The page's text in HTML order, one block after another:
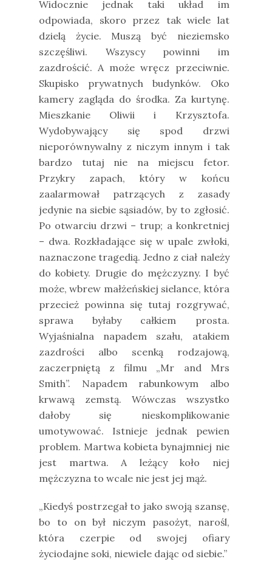
Widocznie jednak taki układ im
odpowiada, skoro przez tak wiele lat
dzielą życie. Muszą być nieziemsko
szczęśliwi. Wszyscy powinni im
zazdrościć. A może wręcz przeciwnie.
Skupisko prywatnych budynków. Oko
kamery zagląda do środka. Za kurtynę.
Mieszkanie Oliwii i Krzysztofa.
Wydobywający się spod drzwi
nieporównywalny z niczym innym i tak
bardzo tutaj nie na miejscu fetor.
Przykry zapach, który w końcu
zaalarmował patrzących z zasady
jedynie na siebie sąsiadów, by to zgłosić.
Po otwarciu drzwi – trup; a konkretniej
– dwa. Rozkładające się w upale zwłoki,
naznaczone tragedią. Jedno z ciał należy
do kobiety. Drugie do mężczyzny. I być
może, wbrew małżeńskiej sielance, która
przecież powinna się tutaj rozgrywać,
sprawa byłaby całkiem prosta.
Wyjaśnialna napadem szału, atakiem
zazdrości albo scenką rodzajową,
zaczerpniętą z filmu „Mr and Mrs
Smith”. Napadem rabunkowym albo
krwawą zemstą. Wówczas wszystko
dałoby się nieskomplikowanie
umotywować. Istnieje jednak pewien
problem. Martwa kobieta bynajmniej nie
jest martwa. A leżący koło niej
mężczyzna to wcale nie jest jej mąż.
„Kiedyś postrzegał to jako swoją szansę,
bo to on był niczym pasożyt, narośl,
która czerpie od swojej ofiary
życiodajne soki, niewiele dając od siebie.”